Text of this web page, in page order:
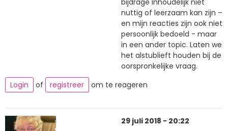
bijdrage inhoudelijk niet
nuttig of leerzaam kan zijn –
en mijn reacties zijn ook niet
persoonlijk bedoeld - maar
in een ander topic. Laten we
het alstublieft houden bij de
oorspronkelijke vraag.
Login
of registreer om te reageren
29 juli 2018 - 20:22